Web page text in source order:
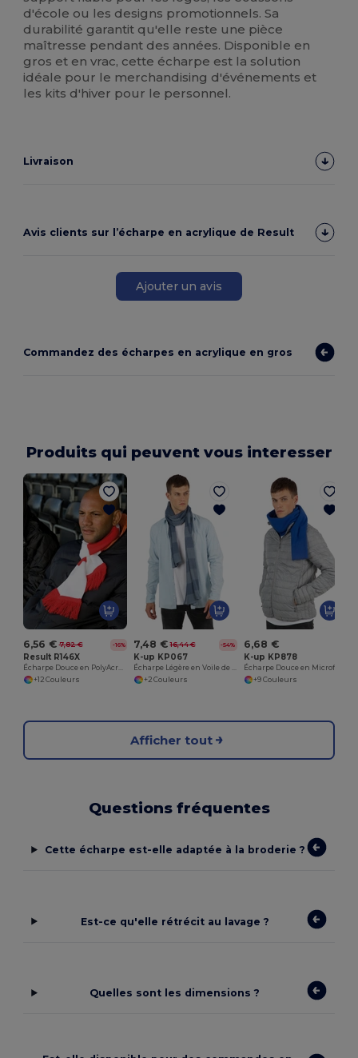
d'école ou les designs promotionnels. Sa
durabilité garantit qu'elle reste une pièce
maîtresse pendant des années. Disponible en
gros et en vrac, cette écharpe est la solution
idéale pour le merchandising d'événements et
les kits d'hiver pour le personnel.
Livraison
Avis clients sur l’écharpe en acrylique de Result
Ajouter un avis
Commandez des écharpes en acrylique en gros
Produits qui peuvent vous interesser
6,56 € 7,82 € -16%
Result R146X
Écharpe Douce en PolyAcrylique avec Franges
+12 Couleurs
7,48 € 16,44 € -54%
K-up KP067
Écharpe Légère en Voile de Coton à Rayures
+2 Couleurs
6,68 €
K-up KP878
+9 Couleurs
Afficher tout
Questions fréquentes
Cette écharpe est-elle adaptée à la broderie ?
Est-ce qu'elle rétrécit au lavage ?
Quelles sont les dimensions ?